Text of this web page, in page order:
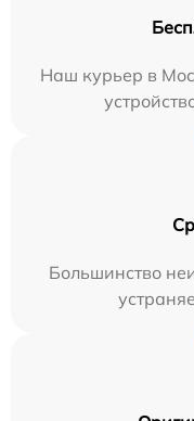
Наш курьер в
Большинство